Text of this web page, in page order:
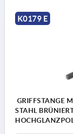
K0179 E
GRIFFSTANGE
STAHL